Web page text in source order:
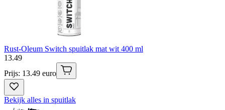
Rust-Oleum Switch spuitlak mat wit 400 ml
13.49
Prijs: 13.49 euro
Bekijk alles in spuitlak